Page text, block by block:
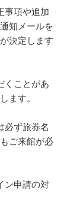
事項や追加
知メールを
決定します
くことがあ
ます。
必ず旅券名
ご来館が必
ン申請の対